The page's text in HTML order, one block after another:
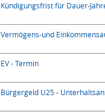
Kündigungsfrist für Dauer-
Vermögens-und
EV - Termin
Bürgergeld U25 -